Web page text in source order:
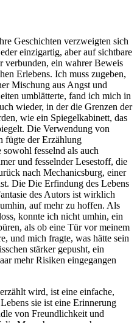
Geschichten verzweigten sich
einzigartig, aber auf sichtbare
verbunden, ein wahrer Beweis
Erlebens. Ich muss zugeben,
Mischung aus Angst und
umblätterte, fand ich mich in
wieder, in der die Grenzen der
wie ein Spiegelkabinett, das
Die Verwendung von
fügte der Erzählung
fesselnd als auch
und fesselnder Lesestoff, die
nach Mechanicsburg, einer
Die Die Erfindung des Lebens
des Autors ist wirklich
auf mehr zu hoffen. Als
konnte ich nicht umhin, ein
als ob eine Tür vor meinem
und mich fragte, was hätte sein
stärker gepusht, ein
mehr Risiken eingegangen
wird, ist eine einfache,
sie ist eine Erinnerung
von Freundlichkeit und